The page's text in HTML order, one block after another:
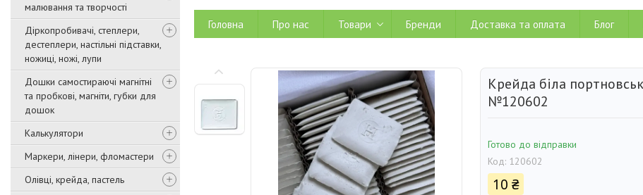
малювання та творчості
Діркопробивачі, степлери,
дестеплери, настільні підставки,
ножиці, ножі, лупи
Дошки самостираючі магнітні
та пробкові, магніти, губки для
дошок
Калькулятори
Маркери, лінери, фломастери
Олівці, крейда, пастель
Головна Про нас Товари Бренди Доставка та оплата Блог
Крейда біла
№120602
Готово до відправки
Код: 120602
10 ₴